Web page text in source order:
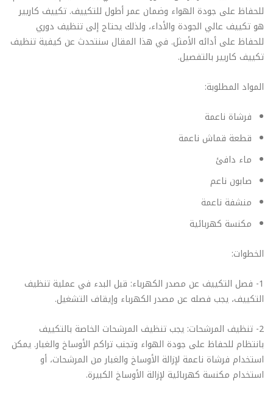
للحفاظ على جودة الهواء وضمان عمر أطول للتكييف. تكييف كاريير
هو تكييف عالي الجودة والأداء، ولذلك يحتاج إلى تنظيف دوري
للحفاظ على أدائه الأمثل. في هذا المقال سنتحدث عن كيفية تنظيف
تكييف كاريير بالتفصيل.
المواد المطلوبة:
فرشاة ناعمة
قطعة قماش ناعمة
ماء دافئ
صابون ناعم
منشفة ناعمة
مكنسة كهربائية
الخطوات:
1- فصل التكييف عن مصدر الكهرباء: قبل البدء في عملية تنظيف
التكييف، يجب فصله عن مصدر الكهرباء وإيقاف التشغيل.
2- تنظيف المرشحات: يجب تنظيف المرشحات الخاصة بالتكييف
بانتظام للحفاظ على جودة الهواء وتجنب تراكم الأوساخ والغبار. يمكن
استخدام فرشاة ناعمة لإزالة الأوساخ والغبار من المرشحات، أو
استخدام مكنسة كهربائية لإزالة الأوساخ الكبيرة.